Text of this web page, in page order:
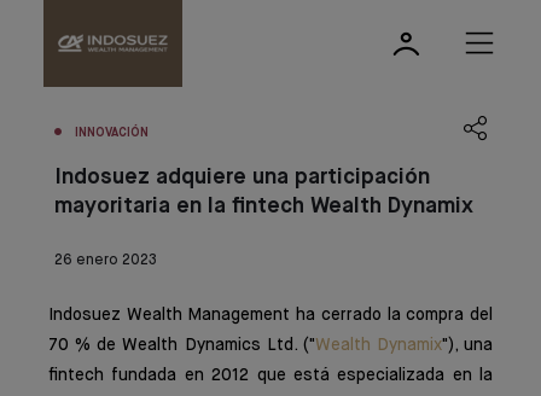
INNOVACIÓN
Indosuez adquiere una participación
mayoritaria en la fintech Wealth Dynamix
26 enero 2023
Indosuez Wealth Management ha cerrado la compra del
70 % de Wealth Dynamics Ltd. ("Wealth Dynamix"), una
fintech fundada en 2012 que está especializada en la